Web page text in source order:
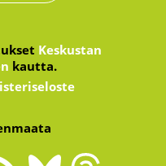
Keskustan
kautta.